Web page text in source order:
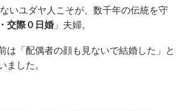
いユダヤ人こそが、数千年の伝統を守
交際０日婚」夫婦。
は「配偶者の顔も見ないで結婚した」と
ました。